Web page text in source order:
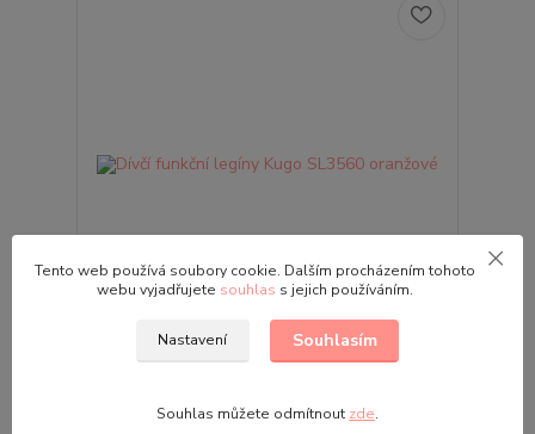
Dívčí funkční legíny Kugo SL3560 oranžové
| 128 | 134 | 140 | 146 Představujeme vám dívčí
funkční legíny značky Kugo, které se stanou nepo...
Tento web používá soubory cookie. Dalším procházením tohoto
webu vyjadřujete souhlas s jejich používáním.
Nastavení Souhlasím
Souhlas můžete odmítnout zde.